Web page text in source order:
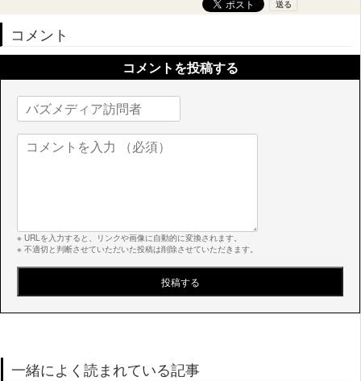
コメント
コメントを投稿する
※ URLを入力すると、リンクや画像に自動的に変換されます。
※ 不適切と判断させていただいた投稿は削除させていただきます。
一緒によく読まれている記事